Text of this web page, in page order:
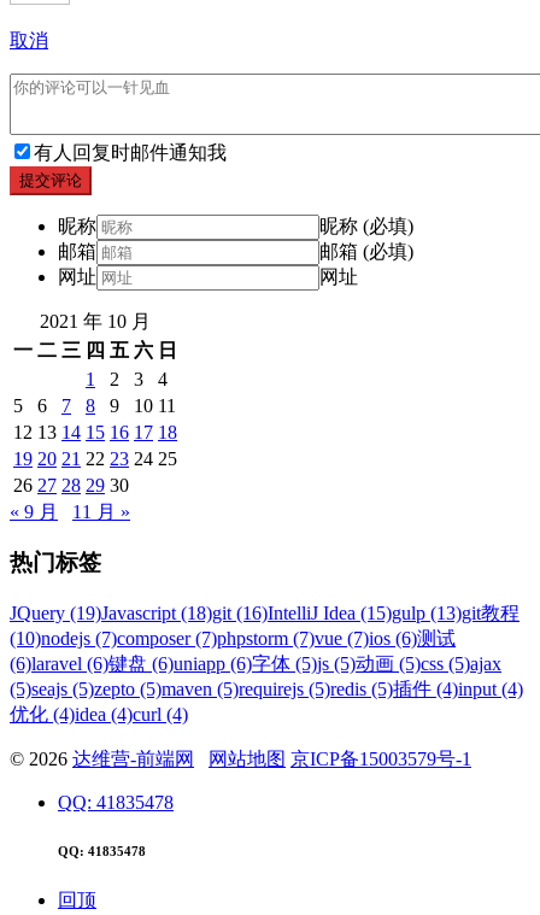
取消
有人回复时邮件通知我
提交评论
昵称
昵称 (必填)
邮箱
邮箱 (必填)
网址
网址
2021 年 10 月
一 二 三 四 五 六 日
1
2 3
4
5
6 7 8 9 10 11
12 13 14 15 16 17 18
19 20 21 22 23 24 25
26 27 28 29 30
« 9 月
11 月 »
热门标签
JQuery (19)Javascript (18)git (16)IntelliJ Idea (15)gulp (13)git教程
(10)nodejs (7)composer (7)phpstorm (7)vue (7)ios (6)测试
(6)laravel (6)键盘 (6)uniapp (6)字体 (5)js (5)动画 (5)css (5)ajax
(5)seajs (5)zepto (5)maven (5)requirejs (5)redis (5)插件 (4)input (4)
优化 (4)idea (4)curl (4)
© 2026 达维营-前端网 网站地图 京ICP备15003579号-1
QQ: 41835478
QQ: 41835478
回顶